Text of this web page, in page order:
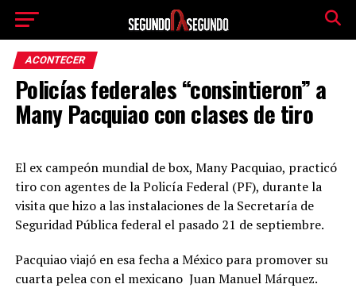
ACONTECER
Policías federales “consintieron” a
Many Pacquiao con clases de tiro
El ex campeón mundial de box, Many Pacquiao, practicó
tiro con agentes de la Policía Federal (PF), durante la
visita que hizo a las instalaciones de la Secretaría de
Seguridad Pública federal el pasado 21 de septiembre.
Pacquiao viajó en esa fecha a México para promover su
cuarta pelea con el mexicano Juan Manuel Márquez.